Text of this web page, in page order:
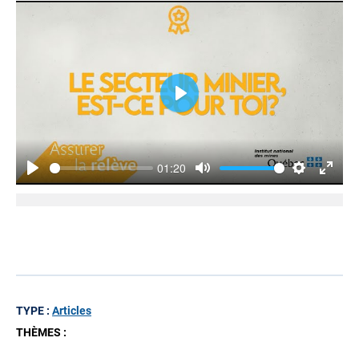
Play
01:20
Mute Settings
Enter
Play
TYPE : Articles
THÈMES :